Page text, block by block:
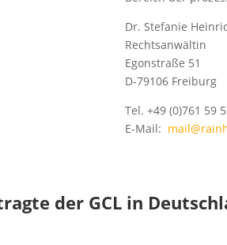
Dr. Stefanie
Rechtsanwältin
Egonstraße 51
D-79106 Freiburg
Tel. +49 (0)761 59
E-Mail:
der GCL in